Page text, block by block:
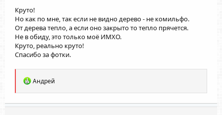
Круто!
Но как по мне, так если не видно дерево - не комильфо.
От дерева тепло, а если оно закрыто то тепло прячется.
Не в обиду, это только моё ИМХО.
Круто, реально круто!
Спасибо за фотки.
Р
а
к
Андрей